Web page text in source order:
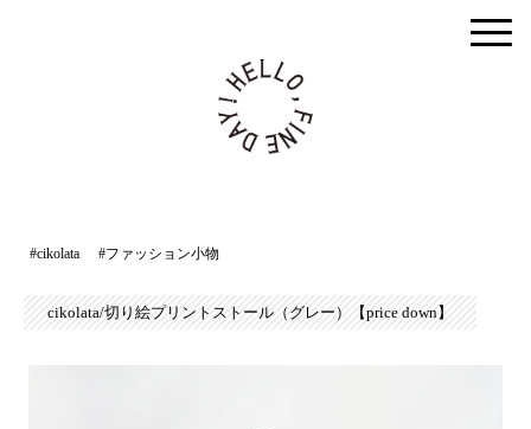
#cikolata #ファッション小物
cikolata/切り絵プリントストール（グレー）【price down】